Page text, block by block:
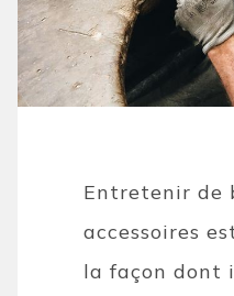
Entretenir de
accessoires
la façon dont